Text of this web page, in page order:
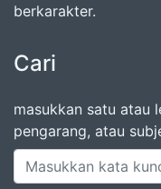
berkarakter.
Cari
masukkan satu atau
pengarang, atau